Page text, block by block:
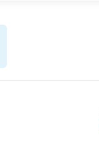
dari Rp1.000.000
dari Rp1.000.000